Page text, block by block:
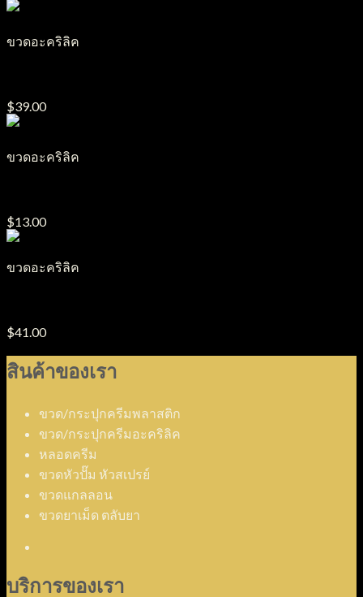
ขวดอะคริลิค
$39.00
ขวดอะคริลิค
$13.00
ขวดอะคริลิค
$41.00
สินค้าของเรา
ขวด/กระปุกครีมพลาสติก
ขวด/กระปุกครีมอะคริลิค
หลอดครีม
ขวดหัวปั๊ม หัวสเปรย์
ขวดแกลลอน
ขวดยาเม็ด ตลับยา
บริการของเรา